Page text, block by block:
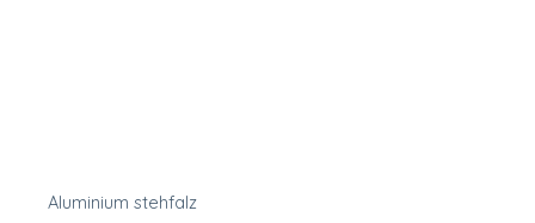
Aluminium stehfalz